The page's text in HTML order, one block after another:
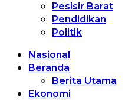
Pesisir Barat
Pendidikan
Politik
Nasional
Beranda
Berita Utama
Ekonomi